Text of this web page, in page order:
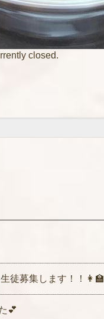
closed.
徒募集します！！👩‍🏫
💕